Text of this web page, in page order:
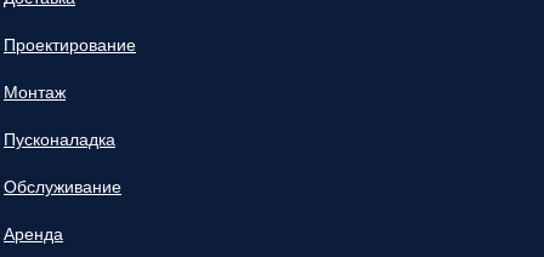
Проектирование
Монтаж
Пусконаладка
Обслуживание
Аренда